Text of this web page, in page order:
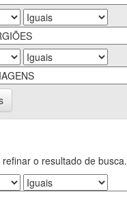
o resultado de busca.